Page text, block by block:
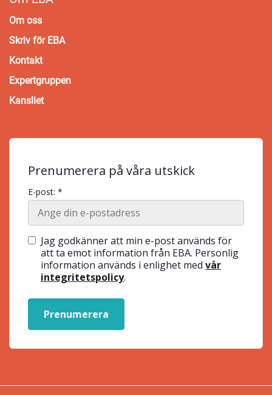
Om oss
Skriv för EBA
Kontakt
Expertgruppen
Kansliet
Prenumerera på våra utskick
E-post: *
Jag godkänner att min e-post används för
att ta emot information från EBA. Personlig
information används i enlighet med vår
integritetspolicy.
Prenumerera